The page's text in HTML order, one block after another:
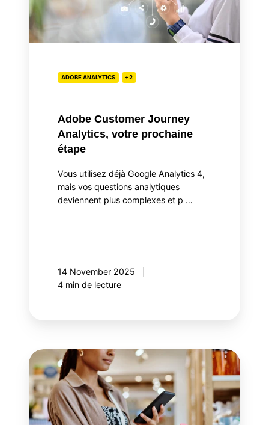
prochaine
étape
ADOBE ANALYTICS +2
Adobe Customer Journey
Analytics, votre prochaine
étape
Vous utilisez déjà Google Analytics 4,
mais vos questions analytiques
deviennent plus complexes et p …
14 November 2025
4 min de lecture
Comment
l’intelligence
artificielle
transforme
l’expérience